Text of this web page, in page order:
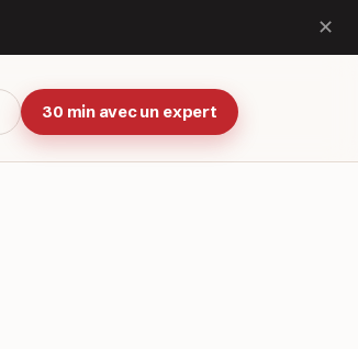
✕
30 min avec un expert